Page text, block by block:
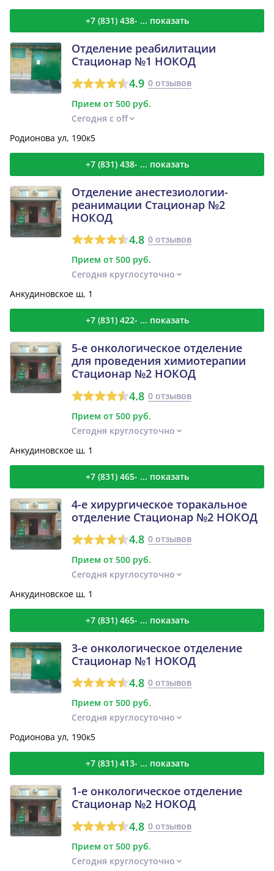
+7 (831) 438- ... показать
Отделение реабилитации
Стационар №1 НОКОД
4.9 0 отзывов
Прием от 500 руб.
Сегодня с off
Родионова ул, 190к5
+7 (831) 438- ... показать
Отделение анестезиологии-
реанимации Стационар №2
НОКОД
4.8 0 отзывов
Прием от 500 руб.
Сегодня круглосуточно
Анкудиновское ш, 1
+7 (831) 422- ... показать
5-е онкологическое отделение
для проведения химиотерапии
Стационар №2 НОКОД
4.8 0 отзывов
Прием от 500 руб.
Сегодня круглосуточно
Анкудиновское ш, 1
+7 (831) 465- ... показать
4-е хирургическое торакальное
отделение Стационар №2 НОКОД
4.8 0 отзывов
Прием от 500 руб.
Сегодня круглосуточно
Анкудиновское ш, 1
+7 (831) 465- ... показать
3-е онкологическое отделение
Стационар №1 НОКОД
4.8 0 отзывов
Прием от 500 руб.
Сегодня круглосуточно
Родионова ул, 190к5
+7 (831) 413- ... показать
1-е онкологическое отделение
Стационар №2 НОКОД
4.8 0 отзывов
Прием от 500 руб.
Сегодня круглосуточно